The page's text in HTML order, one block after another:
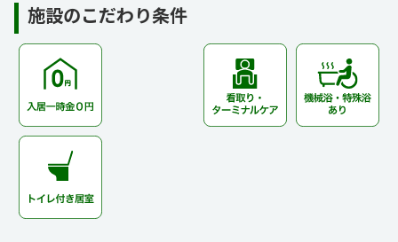
施設のこだわり条件